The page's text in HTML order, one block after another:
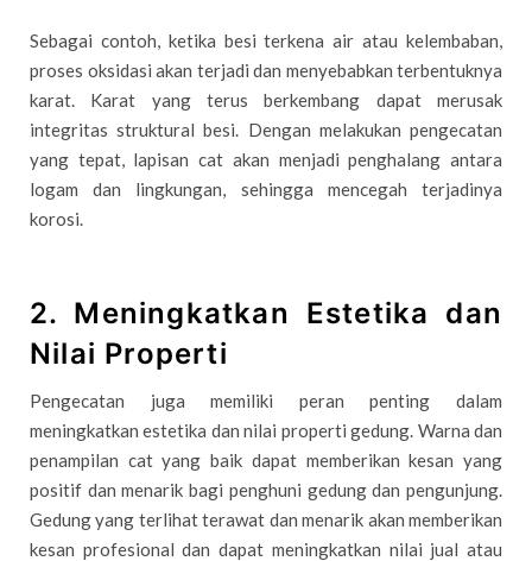
Sebagai contoh, ketika besi terkena air atau kelembaban,
proses oksidasi akan terjadi dan menyebabkan terbentuknya
karat. Karat yang terus berkembang dapat merusak
integritas struktural besi. Dengan melakukan pengecatan
yang tepat, lapisan cat akan menjadi penghalang antara
logam dan lingkungan, sehingga mencegah terjadinya
korosi.
2. Meningkatkan Estetika dan
Nilai Properti
Pengecatan juga memiliki peran penting dalam
meningkatkan estetika dan nilai properti gedung. Warna dan
penampilan cat yang baik dapat memberikan kesan yang
positif dan menarik bagi penghuni gedung dan pengunjung.
Gedung yang terlihat terawat dan menarik akan memberikan
kesan profesional dan dapat meningkatkan nilai jual atau